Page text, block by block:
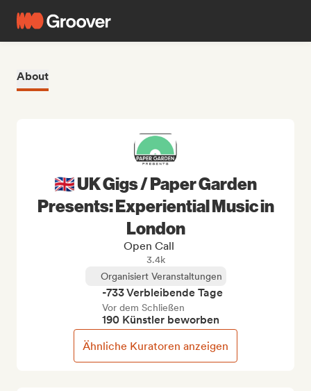
About
🇬🇧 UK Gigs / Paper Garden
Presents: Experiential Music in
London
Open Call
3.4k
Organisiert Veranstaltungen
-733 Verbleibende Tage
Vor dem Schließen
190 Künstler beworben
Ähnliche Kuratoren anzeigen